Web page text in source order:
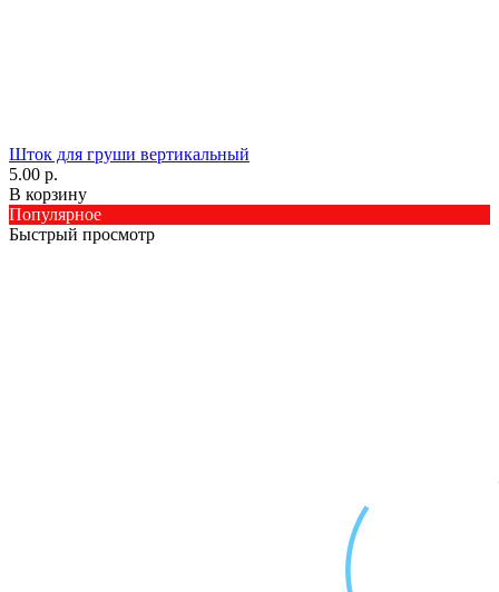
Шток для груши вертикальный
5.00 р.
В корзину
Популярное
Быстрый просмотр